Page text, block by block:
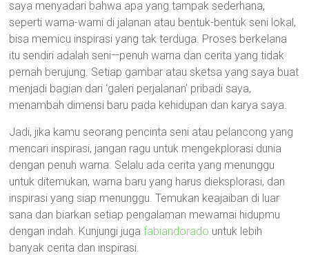
saya menyadari bahwa apa yang tampak sederhana,
seperti warna-warni di jalanan atau bentuk-bentuk seni lokal,
bisa memicu inspirasi yang tak terduga. Proses berkelana
itu sendiri adalah seni—penuh warna dan cerita yang tidak
pernah berujung. Setiap gambar atau sketsa yang saya buat
menjadi bagian dari ‘galeri perjalanan’ pribadi saya,
menambah dimensi baru pada kehidupan dan karya saya.
Jadi, jika kamu seorang pencinta seni atau pelancong yang
mencari inspirasi, jangan ragu untuk mengekplorasi dunia
dengan penuh warna. Selalu ada cerita yang menunggu
untuk ditemukan, warna baru yang harus dieksplorasi, dan
inspirasi yang siap menunggu. Temukan keajaiban di luar
sana dan biarkan setiap pengalaman mewarnai hidupmu
dengan indah. Kunjungi jugafabiandorado untuk lebih
banyak cerita dan inspirasi.